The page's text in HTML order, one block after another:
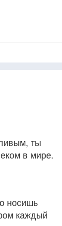
ты
в мире.
носишь
каждый